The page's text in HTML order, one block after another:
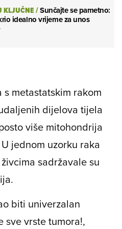
KLJUČNE/Sunčajte se pametno:
idealno vrijeme za unos
s metastatskim rakom
dijelova tijela
više mitohondrija
jednom uzorku raka
sadržavale su
biti univerzalan
sve vrste tumora!,